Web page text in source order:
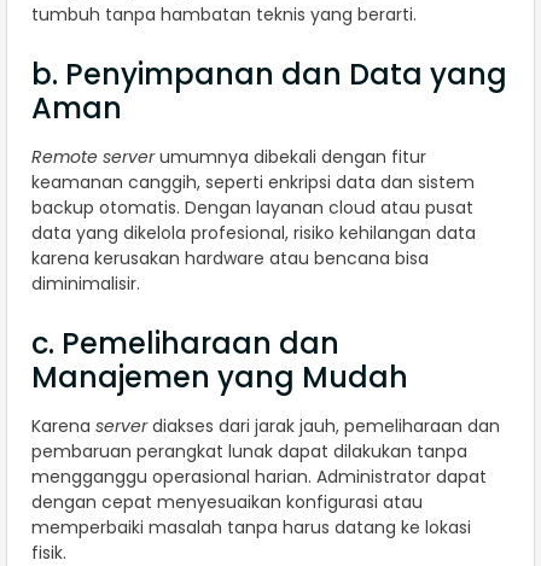
tumbuh tanpa hambatan teknis yang berarti.
b. Penyimpanan dan Data yang
Aman
Remote serverumumnya dibekali dengan fitur
keamanan canggih, seperti enkripsi data dan sistem
backup otomatis. Dengan layanan cloud atau pusat
data yang dikelola profesional, risiko kehilangan data
karena kerusakan hardware atau bencana bisa
diminimalisir.
c. Pemeliharaan dan
Manajemen yang Mudah
Karena serverdiakses dari jarak jauh, pemeliharaan dan
pembaruan perangkat lunak dapat dilakukan tanpa
mengganggu operasional harian. Administrator dapat
dengan cepat menyesuaikan konfigurasi atau
memperbaiki masalah tanpa harus datang ke lokasi
fisik.